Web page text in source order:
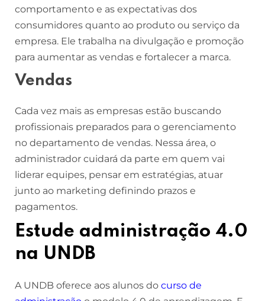
comportamento e as expectativas dos
consumidores quanto ao produto ou serviço da
empresa. Ele trabalha na divulgação e promoção
para aumentar as vendas e fortalecer a marca.
Vendas
Cada vez mais as empresas estão buscando
profissionais preparados para o gerenciamento
no departamento de vendas. Nessa área, o
administrador cuidará da parte em quem vai
liderar equipes, pensar em estratégias, atuar
junto ao marketing definindo prazos e
pagamentos.
Estude administração 4.0
na UNDB
A UNDB oferece aos alunos do curso de